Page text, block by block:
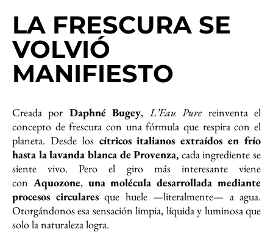
LA FRESCURA SE
VOLVIÓ
MANIFIESTO
Creada por Daphné Bugey,L’Eau Purereinventa el
concepto de frescura con una fórmula que respira con el
planeta. Desde los cítricos italianos extraídos en frío
hasta la lavanda blanca de Provenza, cada ingrediente se
siente vivo. Pero el giro más interesante viene
con Aquozone,una molécula desarrollada mediante
procesos circulares que huele —literalmente— a agua.
Otorgándonos esa sensación limpia, líquida y luminosa que
solo la naturaleza logra.